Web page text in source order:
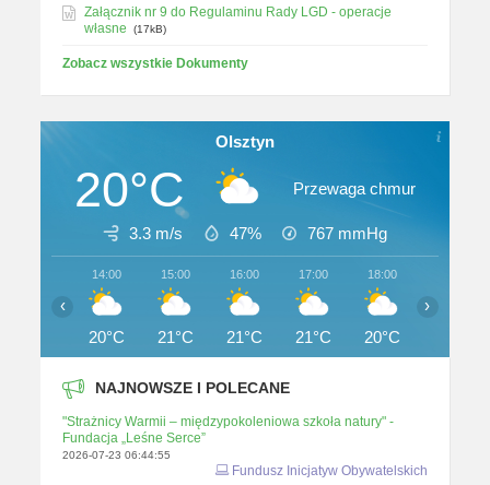
Załącznik nr 9 do Regulaminu Rady LGD - operacje
własne
(17kB)
Zobacz wszystkie Dokumenty
Olsztyn
20°C Przewaga chmur
3.3 m/s 47% 767 mmHg
14:00
20°C
15:00
21°C
16:00
21°C
17:00
21°C
18:00
20°C
‹ ›
NAJNOWSZE I POLECANE
"Strażnicy Warmii – międzypokoleniowa szkoła natury" -
Fundacja „Leśne Serce”
2026-07-23 06:44:55
Fundusz Inicjatyw Obywatelskich